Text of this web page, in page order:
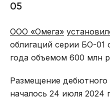
05
ООО «Омега»
облигаций серии БО-01
года объемом 600 млн
Размещение
началось 24 июля 2024